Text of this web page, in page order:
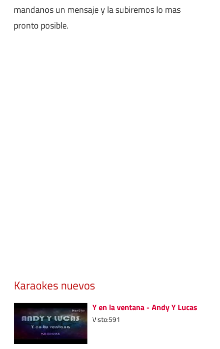
mandanos un mensaje y la subiremos lo mas
pronto posible.
Karaokes nuevos
Y en la ventana - Andy Y Lucas
Visto:591